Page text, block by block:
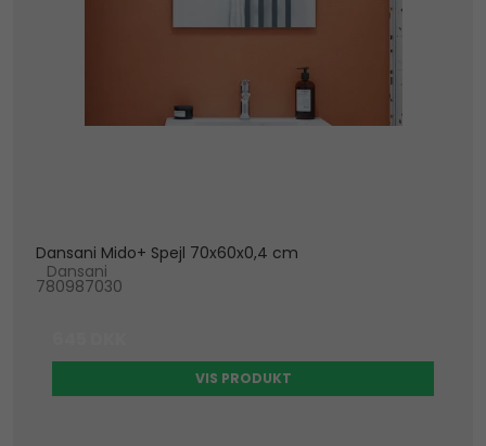
Dansani Mido+ Spejl 70x60x0,4 cm
Dansani
780987030
VIS PRODUKT